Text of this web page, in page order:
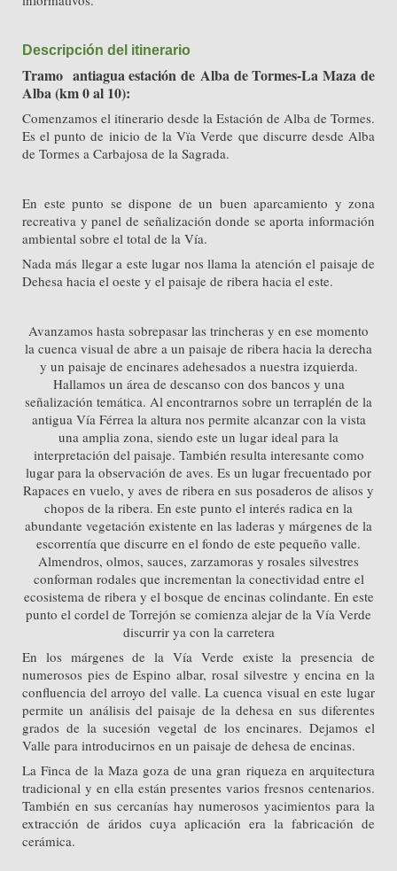
Descripción del itinerario
Tramo antiagua estación de Alba de Tormes-La Maza de
Alba (km 0 al 10):
Comenzamos el itinerario desde la Estación de Alba de Tormes.
Es el punto de inicio de la Vïa Verde que discurre desde Alba
de Tormes a Carbajosa de la Sagrada.
En este punto se dispone de un buen aparcamiento y zona
recreativa y panel de señalización donde se aporta información
ambiental sobre el total de la Vía.
Nada más llegar a este lugar nos llama la atención el paisaje de
Dehesa hacia el oeste y el paisaje de ribera hacia el este.
Avanzamos hasta sobrepasar las trincheras y en ese momento
la cuenca visual de abre a un paisaje de ribera hacia la derecha
y un paisaje de encinares adehesados a nuestra izquierda.
Hallamos un área de descanso con dos bancos y una
señalización temática. Al encontrarnos sobre un terraplén de la
antigua Vía Férrea la altura nos permite alcanzar con la vista
una amplia zona, siendo este un lugar ideal para la
interpretación del paisaje. También resulta interesante como
lugar para la observación de aves. Es un lugar frecuentado por
Rapaces en vuelo, y aves de ribera en sus posaderos de alisos y
chopos de la ribera. En este punto el interés radica en la
abundante vegetación existente en las laderas y márgenes de la
escorrentía que discurre en el fondo de este pequeño valle.
Almendros, olmos, sauces, zarzamoras y rosales silvestres
conforman rodales que incrementan la conectividad entre el
ecosistema de ribera y el bosque de encinas colindante. En este
punto el cordel de Torrejón se comienza alejar de la Vía Verde
discurrir ya con la carretera
En los márgenes de la Vía Verde existe la presencia de
numerosos pies de Espino albar, rosal silvestre y encina en la
confluencia del arroyo del valle. La cuenca visual en este lugar
permite un análisis del paisaje de la dehesa en sus diferentes
grados de la sucesión vegetal de los encinares. Dejamos el
Valle para introducirnos en un paisaje de dehesa de encinas.
La Finca de la Maza goza de una gran riqueza en arquitectura
tradicional y en ella están presentes varios fresnos centenarios.
También en sus cercanías hay numerosos yacimientos para la
extracción de áridos cuya aplicación era la fabricación de
cerámica.